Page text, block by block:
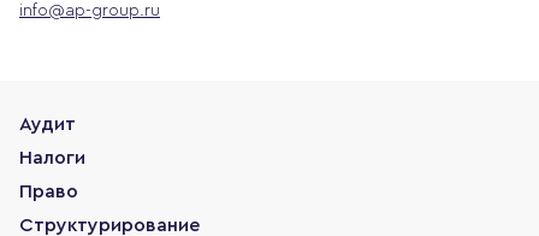
info@ap-group.ru
Аудит
Налоги
Право
Структурирование